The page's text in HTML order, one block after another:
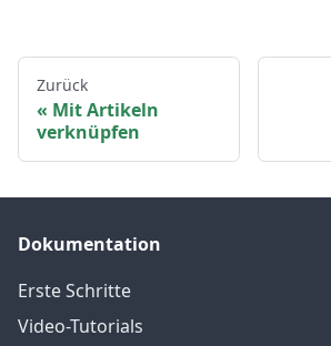
Zurück
Mit Artikeln
verknüpfen
Dokumentation
Erste Schritte
Video-Tutorials